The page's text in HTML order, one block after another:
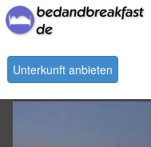
Unterkunft anbieten